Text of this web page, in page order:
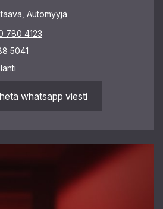
Automyyjä
780 4123
5041
whatsapp viesti